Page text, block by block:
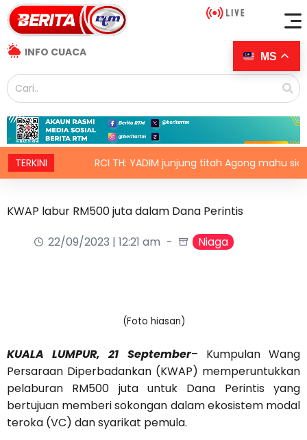
INFO CUACA
TERKINI RCI TH: YADIM junjung titah Agong mahu siasatan
KWAP labur RM500 juta dalam Dana Perintis
22/09/2023 | 12:21 am
Niaga
(Foto hiasan)
KUALA LUMPUR, 21 September– Kumpulan Wang
Persaraan Diperbadankan (KWAP) memperuntukkan
pelaburan RM500 juta untuk Dana Perintis yang
bertujuan memberi sokongan dalam ekosistem modal
teroka (VC) dan syarikat pemula.
MS